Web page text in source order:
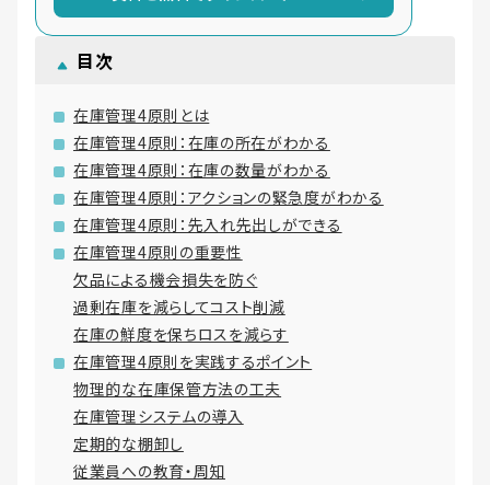
目次
在庫管理4原則とは
在庫管理4原則：在庫の所在がわかる
在庫管理4原則：在庫の数量がわかる
在庫管理4原則：アクションの緊急度がわかる
在庫管理4原則：先入れ先出しができる
在庫管理4原則の重要性
欠品による機会損失を防ぐ
過剰在庫を減らしてコスト削減
在庫の鮮度を保ちロスを減らす
在庫管理4原則を実践するポイント
物理的な在庫保管方法の工夫
在庫管理システムの導入
定期的な棚卸し
従業員への教育・周知